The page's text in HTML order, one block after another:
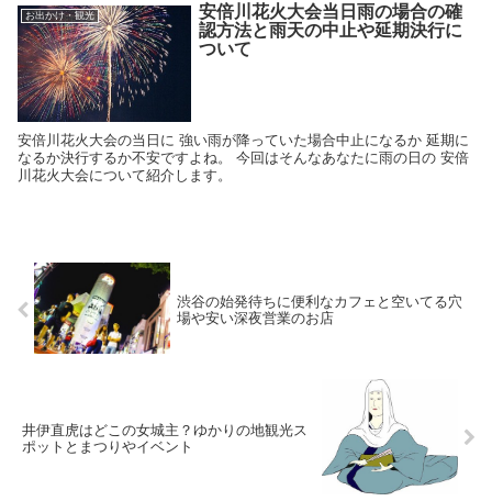
お出かけ・観光
安倍川花火大会当日雨の場合の確
認方法と雨天の中止や延期決行に
ついて
安倍川花火大会の当日に 強い雨が降っていた場合中止になるか 延期に
なるか決行するか不安ですよね。 今回はそんなあなたに雨の日の 安倍
川花火大会について紹介します。
渋谷の始発待ちに便利なカフェと空いてる穴
場や安い深夜営業のお店
井伊直虎はどこの女城主？ゆかりの地観光ス
ポットとまつりやイベント